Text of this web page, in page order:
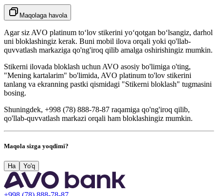
Maqolaga havola
Agar siz AVO platinum toʻlov stikerini yoʻqotgan boʻlsangiz, darhol
uni bloklashingiz kerak. Buni mobil ilova orqali yoki qo'llab-
quvvatlash markaziga qo'ng'iroq qilib amalga oshirishingiz mumkin.
Stikerni ilovada bloklash uchun AVO asosiy bo'limiga o'ting,
"Mening kartalarim" bo'limida, AVO platinum to'lov stikerini
tanlang va ekranning pastki qismidagi "Stikerni bloklash" tugmasini
bosing.
Shuningdek, +998 (78) 888-78-87 raqamiga qo'ng'iroq qilib,
qo'llab-quvvatlash markazi orqali ham bloklashingiz mumkin.
Maqola sizga yoqdimi?
Ha Yo'q